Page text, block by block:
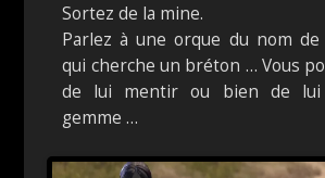
Sortez de la mine.
Parlez à une orque du nom de
qui cherche un bréton … Vous
de lui mentir ou bien de lui
gemme …